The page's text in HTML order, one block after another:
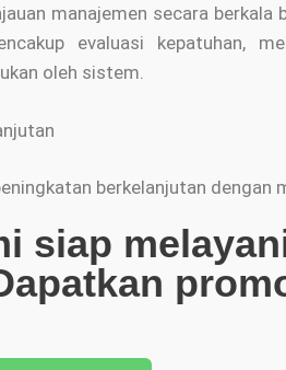
manajemen secara
evaluasi kepatuhan,
oleh sistem.
berkelanjutan
siap